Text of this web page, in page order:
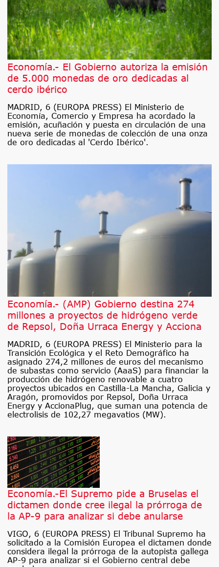
Economía.- El Gobierno autoriza la emisión
de 5.000 monedas de oro dedicadas al
cerdo ibérico
MADRID, 6 (EUROPA PRESS) El Ministerio de
Economía, Comercio y Empresa ha acordado la
emisión, acuñación y puesta en circulación de una
nueva serie de monedas de colección de una onza
de oro dedicadas al 'Cerdo Ibérico'.
Economía.- (AMP) Gobierno destina 274
millones a proyectos de hidrógeno verde
de Repsol, Doña Urraca Energy y Acciona
MADRID, 6 (EUROPA PRESS) El Ministerio para la
Transición Ecológica y el Reto Demográfico ha
asignado 274,2 millones de euros del mecanismo
de subastas como servicio (AaaS) para financiar la
producción de hidrógeno renovable a cuatro
proyectos ubicados en Castilla-La Mancha, Galicia y
Aragón, promovidos por Repsol, Doña Urraca
Energy y AccionaPlug, que suman una potencia de
electrolisis de 102,27 megavatios (MW).
Economía.-El Supremo pide a Bruselas el
dictamen donde cree ilegal la prórroga de
la AP-9 para analizar si debe anularse
VIGO, 6 (EUROPA PRESS) El Tribunal Supremo ha
solicitado a la Comisión Europea el dictamen donde
considera ilegal la prórroga de la autopista gallega
AP-9 para analizar si el Gobierno central debe